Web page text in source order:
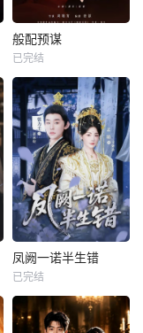
般配预谋
已完结
凤阙一诺半生错
已完结